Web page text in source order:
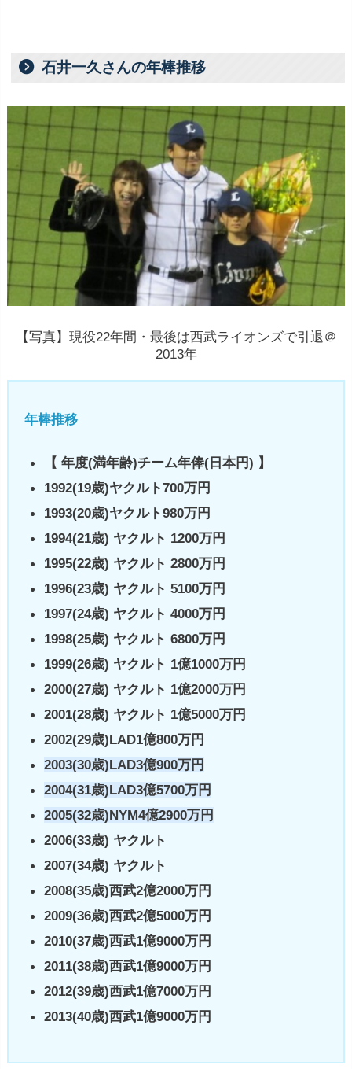
石井一久さんの年棒推移
【写真】現役22年間・最後は西武ライオンズで引退＠
2013年
年棒推移
【 年度(満年齢)チーム年俸(日本円) 】
1992(19歳)ヤクルト700万円
1993(20歳)ヤクルト980万円
1994(21歳) ヤクルト 1200万円
1995(22歳) ヤクルト 2800万円
1996(23歳) ヤクルト 5100万円
1997(24歳) ヤクルト 4000万円
1998(25歳) ヤクルト 6800万円
1999(26歳) ヤクルト 1億1000万円
2000(27歳) ヤクルト 1億2000万円
2001(28歳) ヤクルト 1億5000万円
2002(29歳)LAD1億800万円
2003(30歳)LAD3億900万円
2004(31歳)LAD3億5700万円
2005(32歳)NYM4億2900万円
2006(33歳) ヤクルト
2007(34歳) ヤクルト
2008(35歳)西武2億2000万円
2009(36歳)西武2億5000万円
2010(37歳)西武1億9000万円
2011(38歳)西武1億9000万円
2012(39歳)西武1億7000万円
2013(40歳)西武1億9000万円